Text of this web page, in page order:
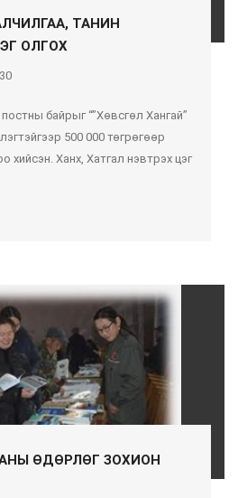
ТАНИН
ОЛГОХ
байрыг “”Хөвсгөл Хангай”
500 000 төгрөгөөр
хийсэн. Ханх, Хатгал нэвтрэх цэг
ӨДӨРЛӨГ ЗОХИОН